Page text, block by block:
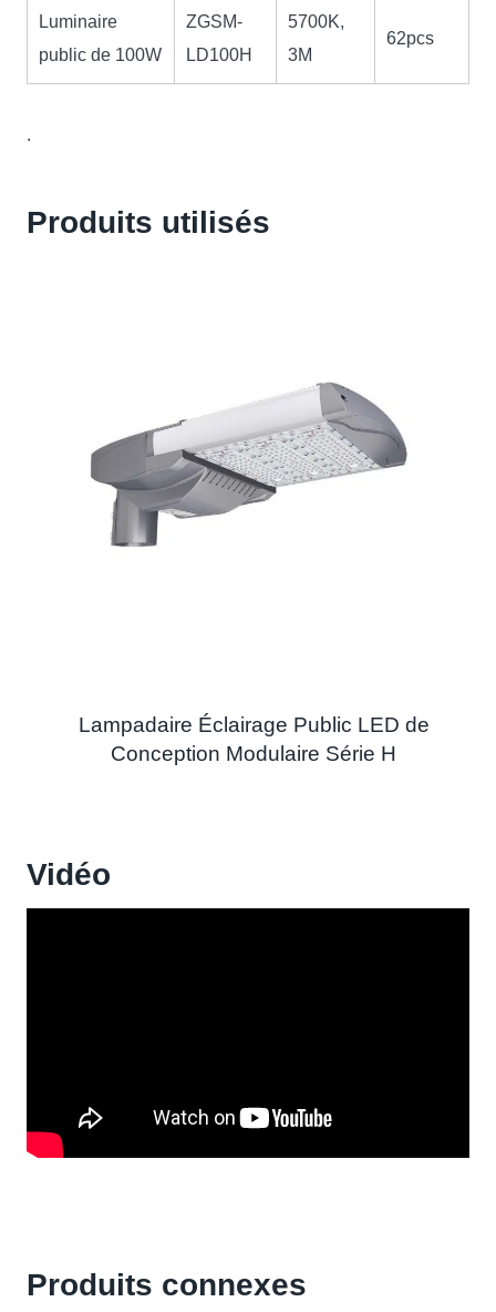
Luminaire
public de 100W
ZGSM-
LD100H
5700K,
3M
62pcs
.
Produits utilisés
Lampadaire Éclairage Public LED de
Conception Modulaire Série H
Vidéo
Produits connexes